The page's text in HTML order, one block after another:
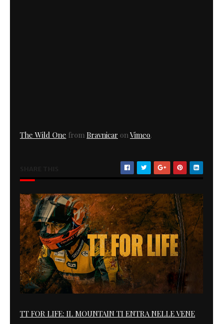
The Wild One from Bravnicar on Vimeo.
TT FOR LIFE: IL MOUNTAIN TI ENTRA NELLE VENE